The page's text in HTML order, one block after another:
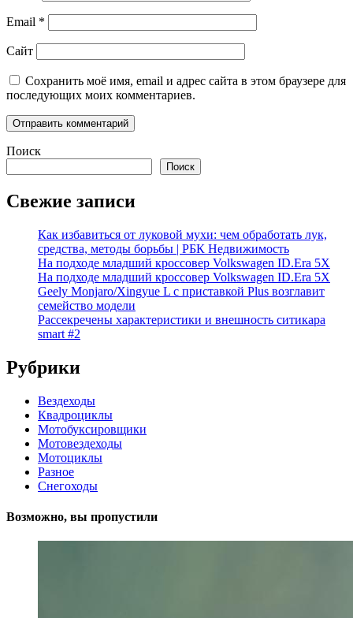
Email *
Сайт
Сохранить моё имя, email и адрес сайта в этом браузере для
последующих моих комментариев.
Поиск
Поиск
Свежие записи
Как избавиться от луковой мухи: чем обработать лук,
средства, методы борьбы | РБК Недвижимость
На подходе младший кроссовер Volkswagen ID.Era 5X
На подходе младший кроссовер Volkswagen ID.Era 5X
Geely Monjaro/Xingyue L с приставкой Plus возглавит
семейство модели
Рассекречены характеристики и внешность ситикара
smart #2
Рубрики
Вездеходы
Квадроциклы
Мотобуксировщики
Мотовездеходы
Мотоциклы
Разное
Снегоходы
Возможно, вы пропустили